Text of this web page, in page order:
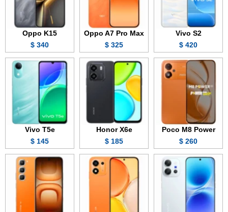
Vivo S2
420 $
Oppo A7 Pro Max
325 $
Oppo K15
340 $
Poco M8 Power
260 $
Honor X6e
185 $
Vivo T5e
145 $